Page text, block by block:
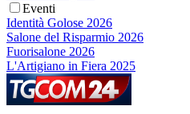
Eventi
Identità Golose 2026
Salone del Risparmio 2026
Fuorisalone 2026
L'Artigiano in Fiera 2025